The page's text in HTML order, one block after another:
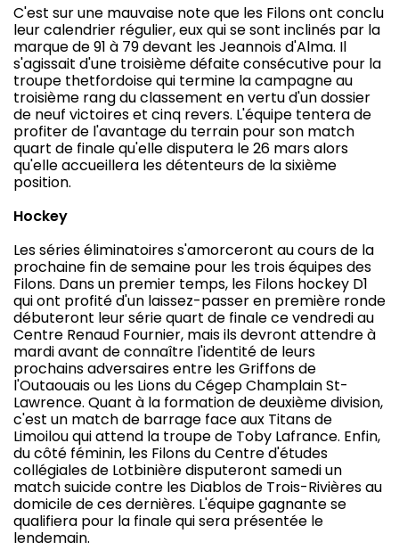
C'est sur une mauvaise note que les Filons ont conclu
leur calendrier régulier, eux qui se sont inclinés par la
marque de 91 à 79 devant les Jeannois d'Alma. Il
s'agissait d'une troisième défaite consécutive pour la
troupe thetfordoise qui termine la campagne au
troisième rang du classement en vertu d'un dossier
de neuf victoires et cinq revers. L'équipe tentera de
profiter de l'avantage du terrain pour son match
quart de finale qu'elle disputera le 26 mars alors
qu'elle accueillera les détenteurs de la sixième
position.
Hockey
Les séries éliminatoires s'amorceront au cours de la
prochaine fin de semaine pour les trois équipes des
Filons. Dans un premier temps, les Filons hockey D1
qui ont profité d'un laissez-passer en première ronde
débuteront leur série quart de finale ce vendredi au
Centre Renaud Fournier, mais ils devront attendre à
mardi avant de connaître l'identité de leurs
prochains adversaires entre les Griffons de
l'Outaouais ou les Lions du Cégep Champlain St-
Lawrence. Quant à la formation de deuxième division,
c'est un match de barrage face aux Titans de
Limoilou qui attend la troupe de Toby Lafrance. Enfin,
du côté féminin, les Filons du Centre d'études
collégiales de Lotbinière disputeront samedi un
match suicide contre les Diablos de Trois-Rivières au
domicile de ces dernières. L'équipe gagnante se
qualifiera pour la finale qui sera présentée le
lendemain.